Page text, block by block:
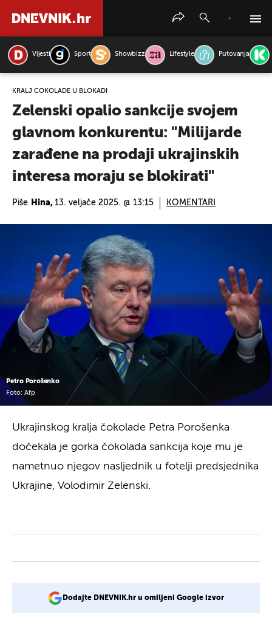
Vijesti Sport Showbizz Lifestyle Putovanja
KRALJ ČOKOLADE U BLOKADI
Zelenski opalio sankcije svojem
glavnom konkurentu: "Milijarde
zarađene na prodaji ukrajinskih
interesa moraju se blokirati"
Piše Hina, 13. veljače 2025. @ 13:15 KOMENTARI
Petro Porošenko
Foto: Afp
Ukrajinskog kralja čokolade Petra Porošenka
dočekala je gorka čokolada sankcija koje mu je
nametnuo njegov nasljednik u fotelji predsjednika
Ukrajine, Volodimir Zelenski.
Dodajte DNEVNIK.hr u omiljeni Google izvor
PRETRAŽITE VIJESTI